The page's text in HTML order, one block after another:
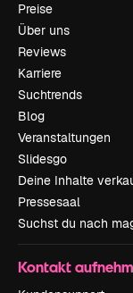
Preise
Über uns
Reviews
Karriere
Suchtrends
Blog
Veranstaltungen
Slidesgo
Deine Inhalte
Pressesaal
Suchst du nach
Kontakt